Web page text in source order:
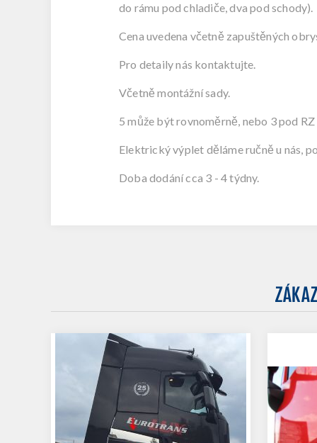
do rámu pod chladiče, dva pod schody).
Cena uvedena včetně zapuštěných
Pro detaily nás kontaktujte.
Včetně montážní sady.
5 může být rovnoměrně, nebo 3 pod
Elektrický výplet děláme ručně u nás,
Doba dodání cca 3 - 4 týdny.